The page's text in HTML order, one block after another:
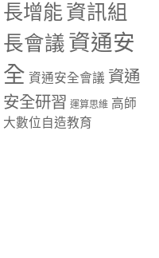
長增能資訊組
長會議 資通安
全 資通安全會議 資通
安全研習 運算思維 高師
大數位自造教育